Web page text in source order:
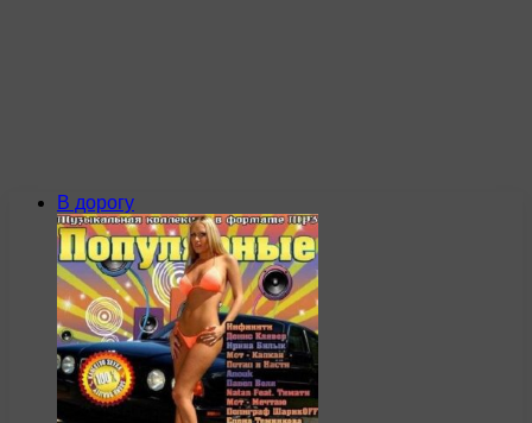
В дорогу